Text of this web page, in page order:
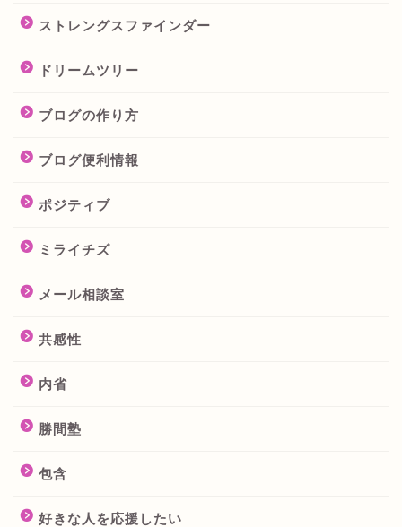
ストレングスファインダー
ドリームツリー
ブログの作り方
ブログ便利情報
ポジティブ
ミライチズ
メール相談室
共感性
内省
勝間塾
包含
好きな人を応援したい